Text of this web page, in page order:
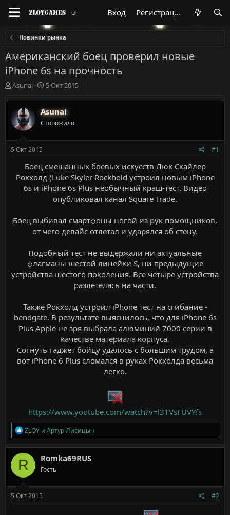
Вход Регистрация
Новинки рынка
Американский боец проверил новые
iPhone 6s на прочность
А
т
о
р
е
м
ы
Asunai
Д
т
а
н
ч
л
а
5 Окт 2015
Asunai
Сторожило
5 Окт 2015 #1
Боец смешанных боевых искусств Люк Скайлер
Рокхолд (Luke Skyler Rockhold устроил новым iPhone
6s и iPhone 6s Plus необычный краш-тест. Видео
опубликовал канал Square Trade.
Боец выбивал смартфоны ногой из рук помощников,
от чего девайс отлетал и ударялся об стену.
Подобный тест не выдержали ни актуальные
флагманы шестой линейки S, ни предыдущие
устройства шестого поколения. Все четыре устройства
разлетелась на части.
Также Рокхолд устроил iPhone тест на сгибание -
bendgate. В результате выяснилось, что для iPhone 6s
Plus Apple не зря выбрала алюминий 7000 серии в
качестве материала корпуса.
Согнуть гаджет бойцу удалось с большим трудом, а
вот iPhone 6 Plus сломался в руках Рокхолда весьма
легко.
https://www.youtube.com/watch?v=l31VsFUVYfs
Р
е
а
к
ц
и
и
ZLOY и Артур Лисицын
R Romka69RUS
Гость
5 Окт 2015 #2